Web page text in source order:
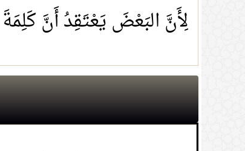
لِأَنَّ البَعْضَ يَعْتَقِدُ أَنَّ